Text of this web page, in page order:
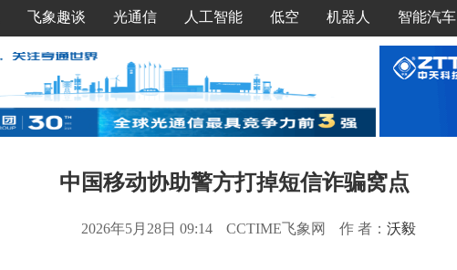
飞象趣谈 光通信 人工智能 低空 机器人 智能汽车
中国移动协助警方打掉短信诈骗窝点
2026年5月28日 09:14 CCTIME飞象网 作 者： 沃毅